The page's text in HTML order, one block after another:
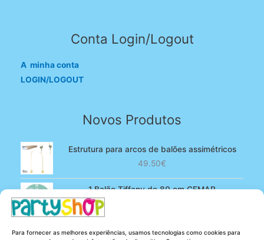
Para fornecer as melhores experiências, usamos tecnologias como cookies para
Conta Login/Logout
A minha conta
LOGIN/LOGOUT
Novos Produtos
Estrutura para arcos de balões assimétricos
49.50€
1 Balão Tiffany de 80 cm GEMAR
100 Balões Rosa bebé de 13 cm GEMAR -